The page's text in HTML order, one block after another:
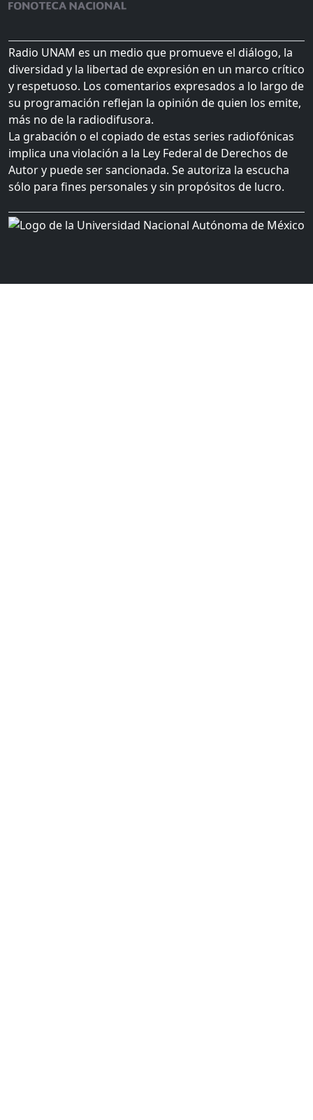
Radio UNAM es un medio que promueve el diálogo, la
diversidad y la libertad de expresión en un marco crítico
y respetuoso. Los comentarios expresados a lo largo de
su programación reflejan la opinión de quien los emite,
más no de la radiodifusora.
La grabación o el copiado de estas series radiofónicas
implica una violación a la Ley Federal de Derechos de
Autor y puede ser sancionada. Se autoriza la escucha
sólo para fines personales y sin propósitos de lucro.